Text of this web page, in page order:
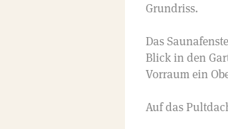
Grundriss.
Das
Blick in den
Vorraum ein
Auf das